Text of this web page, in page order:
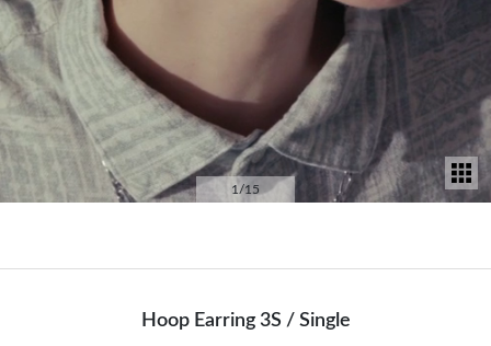
1 /15
Hoop Earring 3S / Single